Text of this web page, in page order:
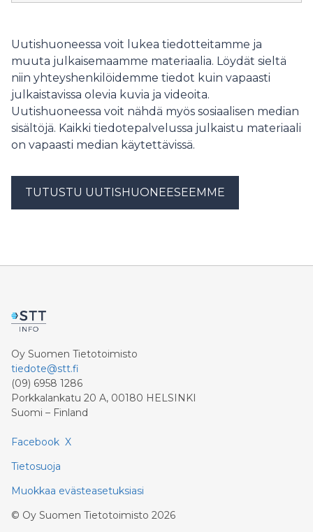
pääkaupunkiseutua ja Kirkkonummea. Sortti-
keräysautoilla kävi jätteiden tuojia noin kymmenen
prosenttia enemmän kuin viime vuonna.
Uutishuoneessa voit lukea tiedotteitamme ja
muuta julkaisemaamme materiaalia. Löydät sieltä
niin yhteyshenkilöidemme tiedot kuin vapaasti
julkaistavissa olevia kuvia ja videoita.
Uutishuoneessa voit nähdä myös sosiaalisen median
sisältöjä. Kaikki tiedotepalvelussa julkaistu materiaali
on vapaasti median käytettävissä.
TUTUSTU UUTISHUONEESEEMME
Oy Suomen Tietotoimisto
tiedote@stt.fi
(09) 6958 1286
Porkkalankatu 20 A, 00180 HELSINKI
Suomi – Finland
Facebook X
Tietosuoja
Muokkaa evästeasetuksiasi
© Oy Suomen Tietotoimisto 2026